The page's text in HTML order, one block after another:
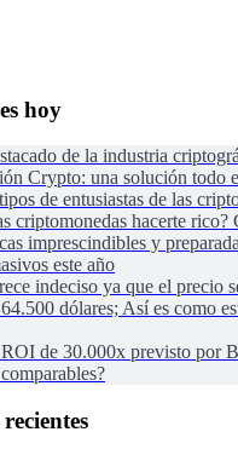
hoy
de la industria
Crypto: una solución todo
de entusiastas de las
criptomonedas hacerte
imprescindibles y
este año
indeciso ya que el precio
dólares; Así es como
de 30.000x previsto por